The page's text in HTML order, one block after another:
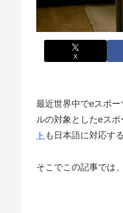
X
最近世界中でeスポ
ルの対象としたeスポ
ト も日本語に対応す
そこでこの記事では